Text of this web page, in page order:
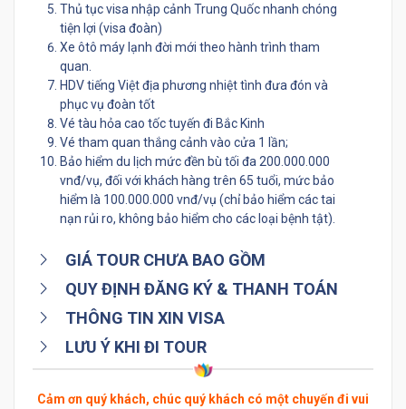
Thủ tục visa nhập cảnh Trung Quốc nhanh chóng
tiện lợi (visa đoàn)
Xe ôtô máy lạnh đời mới theo hành trình tham
quan.
HDV tiếng Việt địa phương nhiệt tình đưa đón và
phục vụ đoàn tốt
Vé tàu hỏa cao tốc tuyến đi Bắc Kinh
Vé tham quan thắng cảnh vào cửa 1 lần;
Bảo hiểm du lịch mức đền bù tối đa 200.000.000
vnđ/vụ, đối với khách hàng trên 65 tuổi, mức bảo
hiểm là 100.000.000 vnđ/vụ (chỉ bảo hiểm các tai
nạn rủi ro, không bảo hiểm cho các loại bệnh tật).
GIÁ TOUR CHƯA BAO GỒM
QUY ĐỊNH ĐĂNG KÝ & THANH TOÁN
THÔNG TIN XIN VISA
LƯU Ý KHI ĐI TOUR
Cảm ơn quý khách, chúc quý khách có một chuyến đi vui